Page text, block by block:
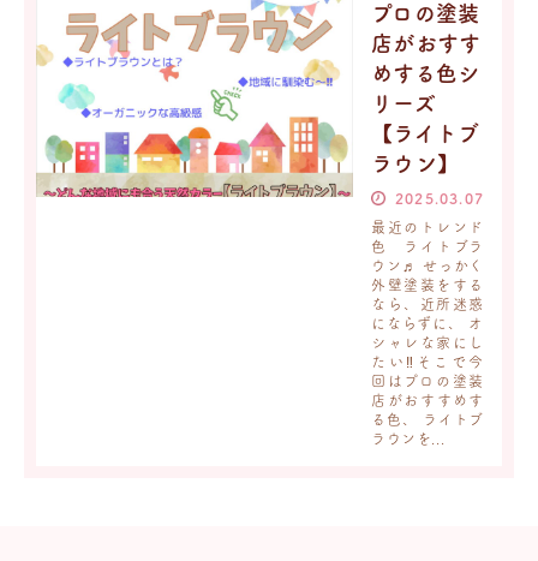
プロの塗装
店がおすす
めする色シ
リーズ
【ライトブ
ラウン】
2025.03.07
最近のトレンド
色 ライトブラ
ウン♬ せっかく
外壁塗装をする
なら、近所迷惑
にならずに、 オ
シャレな家にし
たい‼そこで今
回はプロの塗装
店がおすすめす
る色、 ライトブ
ラウンを...